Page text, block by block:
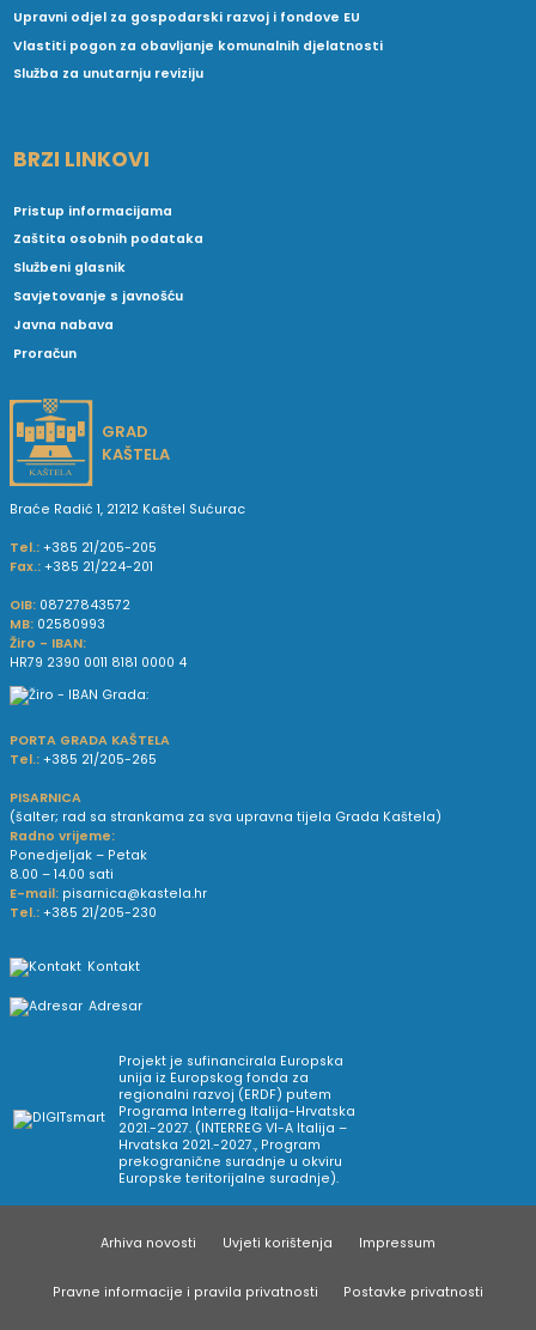
Upravni odjel za gospodarski razvoj i fondove EU
Vlastiti pogon za obavljanje komunalnih djelatnosti
Služba za unutarnju reviziju
BRZI LINKOVI
Pristup informacijama
Zaštita osobnih podataka
Službeni glasnik
Savjetovanje s javnošću
Javna nabava
Proračun
GRAD
KAŠTELA
Braće Radić 1, 21212 Kaštel Sućurac
Tel.: +385 21/205-205
Fax.: +385 21/224-201
OIB: 08727843572
MB: 02580993
Žiro - IBAN:
HR79 2390 0011 8181 0000 4
PORTA GRADA KAŠTELA
Tel.: +385 21/205-265
PISARNICA
(šalter; rad sa strankama za sva upravna tijela Grada Kaštela)
Radno vrijeme:
Ponedjeljak – Petak
8.00 – 14.00 sati
E-mail: pisarnica@kastela.hr
Tel.: +385 21/205-230
Kontakt
Adresar
Projekt je sufinancirala Europska
unija iz Europskog fonda za
regionalni razvoj (ERDF) putem
Programa Interreg Italija-Hrvatska
2021.-2027. (INTERREG VI-A Italija –
Hrvatska 2021.-2027., Program
prekogranične suradnje u okviru
Europske teritorijalne suradnje).
Arhiva novosti Uvjeti korištenja Impressum
Pravne informacije i pravila privatnosti Postavke privatnosti